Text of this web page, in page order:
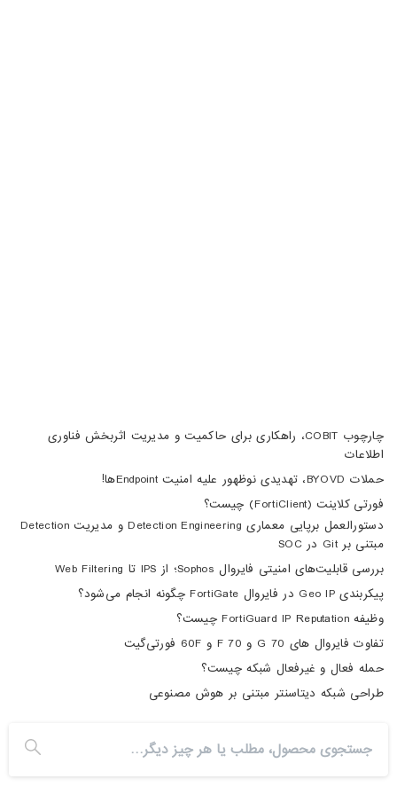
چارچوب COBIT، راهکاری برای حاکمیت و مدیریت اثربخش فناوری
اطلاعات
حملات BYOVD، تهدیدی نوظهور علیه امنیت Endpointها!
فورتی کلاینت (FortiClient) چیست؟
دستورالعمل برپایی معماری Detection Engineering و مدیریت Detection
مبتنی بر Git در SOC
بررسی قابلیت‌های امنیتی فایروال Sophos؛ از IPS تا Web Filtering
پیکربندی Geo IP در فایروال FortiGate چگونه انجام می‌شود؟
وظیفه FortiGuard IP Reputation چیست؟
تفاوت فایروال های 70 G و 70 F و 60F فورتی‌گیت
حمله فعال و غیرفعال شبکه چیست؟
طراحی شبکه دیتاسنتر مبتنی بر هوش مصنوعی